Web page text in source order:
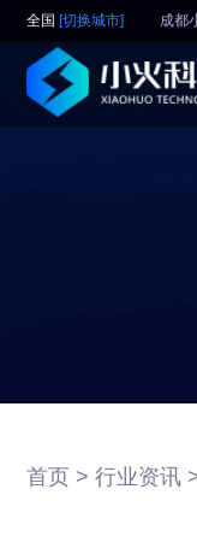
全国 [切换城市] 成都
首页 > 行业资讯